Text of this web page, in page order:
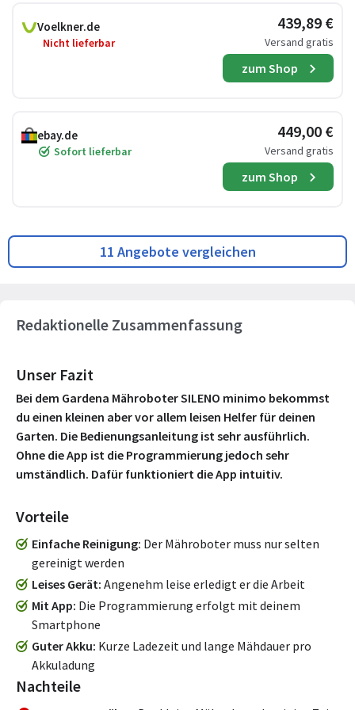
Voelkner.de
Nicht lieferbar
439,89 €
Versand gratis
zum Shop
ebay.de
Sofort lieferbar
449,00 €
Versand gratis
zum Shop
11 Angebote vergleichen
Redaktionelle Zusammenfassung
Unser Fazit
Bei dem Gardena Mähroboter SILENO minimo bekommst
du einen kleinen aber vor allem leisen Helfer für deinen
Garten. Die Bedienungsanleitung ist sehr ausführlich.
Ohne die App ist die Programmierung jedoch sehr
umständlich. Dafür funktioniert die App intuitiv.
Vorteile
Einfache Reinigung Der Mähroboter muss nur selten
gereinigt werden
Leises Gerät Angenehm leise erledigt er die Arbeit
Mit App Die Programmierung erfolgt mit deinem
Smartphone
Guter Akku Kurze Ladezeit und lange Mähdauer pro
Akkuladung
Nachteile